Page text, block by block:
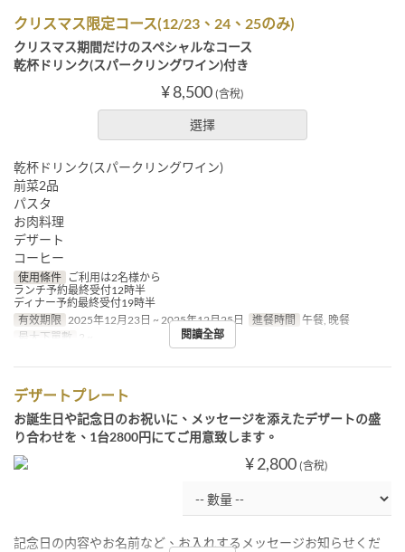
クリスマス限定コース(12/23、24、25のみ)
クリスマス期間だけのスペシャルなコース
乾杯ドリンク(スパークリングワイン)付き
¥ 8,500 (含稅)
選擇
乾杯ドリンク(スパークリングワイン)
前菜2品
パスタ
お肉料理
デザート
コーヒー
使用條件
ご利用は2名様から
ランチ予約最終受付12時半
ディナー予約最終受付19時半
有效期限 2025年12月23日 ~ 2025年12月25日 進餐時間 午餐, 晚餐
最大下單數 2 ~ 閱讀全部
デザートプレート
お誕生日や記念日のお祝いに、メッセージを添えたデザートの盛
り合わせを、1台2800円にてご用意致します。
¥ 2,800 (含稅)
記念日の内容やお名前など、お入れするメッセージお知らせくだ